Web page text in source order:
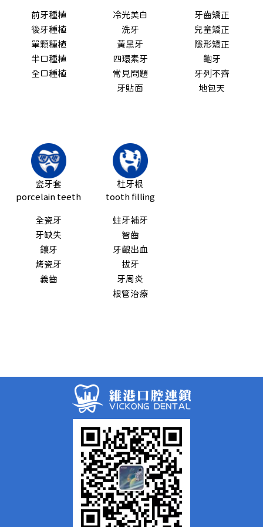
前牙種植
後牙種植
單顆種植
半口種植
全口種植
冷光美白
洗牙
黃黑牙
四環素牙
常見問題
牙貼面
牙齒矯正
兒童矯正
隱形矯正
齙牙
牙列不齊
地包天
瓷牙套
porcelain teeth
全瓷牙
牙缺失
鑲牙
烤瓷牙
義齒
杜牙根
tooth filling
蛀牙補牙
智齒
牙齦出血
拔牙
牙周炎
根管治療